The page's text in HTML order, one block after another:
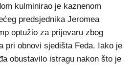
kulminirao je kaznenom
predsjednika Jeromea
optužio za prijevaru zbog
pri obnovi sjedišta Feda. Iako je
obustavilo istragu nakon što je